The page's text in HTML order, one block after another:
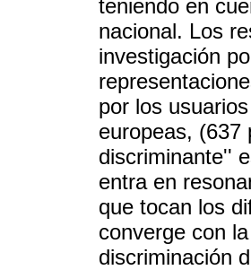
teniendo en
nacional. Los
investigación
por los
europeas, (637
discriminante''
entra en
que tocan los
converge con
discriminación